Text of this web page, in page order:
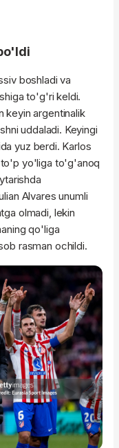
boshladi va
to'g'ri keldi.
keyin argentinalik
uddaladi. Keyingi
yuz berdi. Karlos
to'p yo'liga to'g'anoq
Alvares unumli
olmadi, lekin
qo'liga
rasman ochildi.